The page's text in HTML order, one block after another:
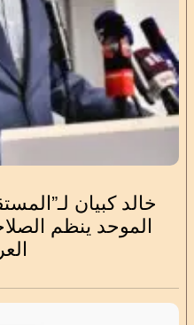
خالد كبيان
الموحد ينظم